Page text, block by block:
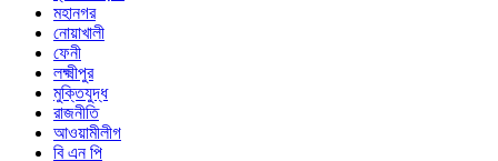
মহানগর
নোয়াখালী
ফেনী
লক্ষ্মীপুর
মুক্তিযুদ্ধ
রাজনীতি
আওয়ামীলীগ
বি এন পি